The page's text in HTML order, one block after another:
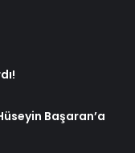
Başaran’a